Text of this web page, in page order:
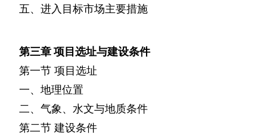
五、进入目标市场主要措施
第三章项目选址与建设条件
第一节 项目选址
一、地理位置
二、气象、水文与地质条件
第二节 建设条件